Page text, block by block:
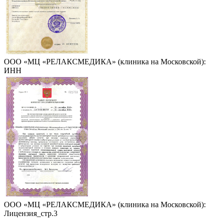
ООО «МЦ «РЕЛАКСМЕДИКА» (клиника на Московской):
ИНН
ООО «МЦ «РЕЛАКСМЕДИКА» (клиника на Московской):
Лицензия_стр.3